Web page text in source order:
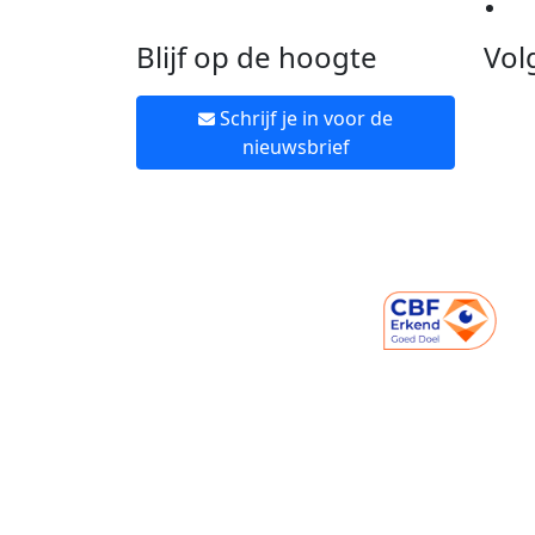
Blijf op de hoogte
Schrijf je in voor de
nieuwsbrief